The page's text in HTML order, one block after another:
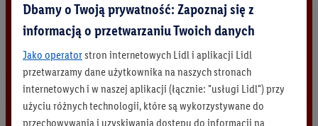
Dbamy o Twoją prywatność: Zapoznaj się z
informacją o przetwarzaniu Twoich danych
Jako operatorstron internetowych Lidl i aplikacji Lidl
przetwarzamy dane użytkownika na naszych stronach
internetowych i w naszej aplikacji (łącznie: "usługi Lidl") przy
użyciu różnych technologii, które są wykorzystywane do
przechowywania i uzyskiwania dostępu do informacji na